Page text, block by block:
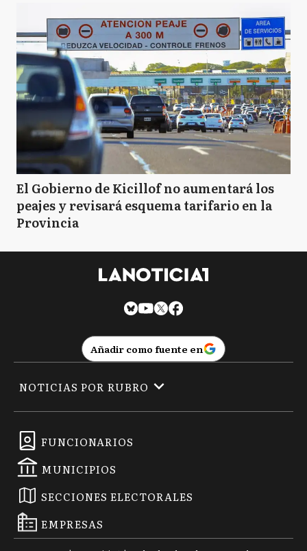
El Gobierno de Kicillof no aumentará los
peajes y revisará esquema tarifario en la
Provincia
Añadir como fuente en
FUNCIONARIOS
MUNICIPIOS
SECCIONES ELECTORALES
EMPRESAS
NOTICIAS POR RUBRO